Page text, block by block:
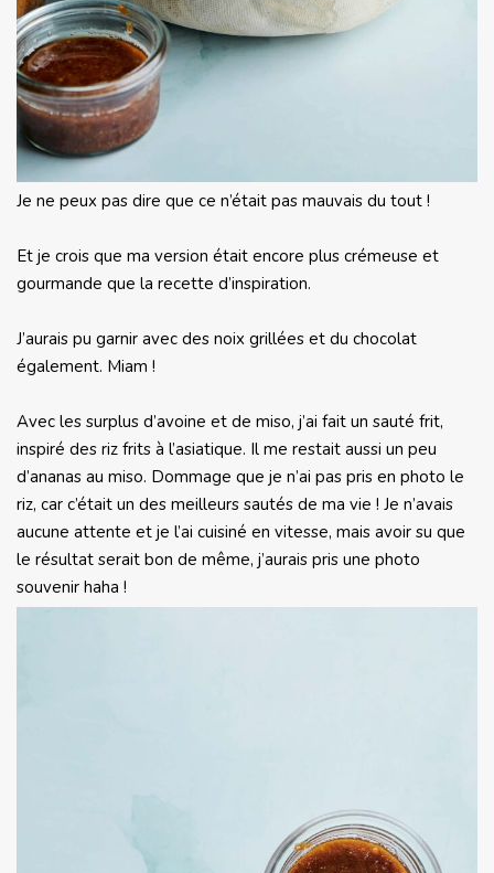
Je ne peux pas dire que ce n’était pas mauvais du tout !
Et je crois que ma version était encore plus crémeuse et
gourmande que la recette d’inspiration.
J’aurais pu garnir avec des noix grillées et du chocolat
également. Miam !
Avec les surplus d’avoine et de miso, j’ai fait un sauté frit,
inspiré des riz frits à l’asiatique. Il me restait aussi un peu
d’ananas au miso. Dommage que je n’ai pas pris en photo le
riz, car c’était un des meilleurs sautés de ma vie ! Je n’avais
aucune attente et je l’ai cuisiné en vitesse, mais avoir su que
le résultat serait bon de même, j’aurais pris une photo
souvenir haha !